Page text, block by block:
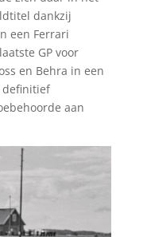
dankzij
een Ferrari
GP voor
en Behra in een
definitief
aan